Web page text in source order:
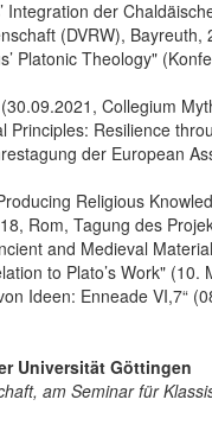
Integration der
(DVRW), Bayreuth,
Platonic Theology"
Collegium
Resilience
der European
Religious
Rom, Tagung des
and Medieval
to Plato’s Work"
Ideen: Enneade VI,7“
Universität Göttingen
am Seminar für